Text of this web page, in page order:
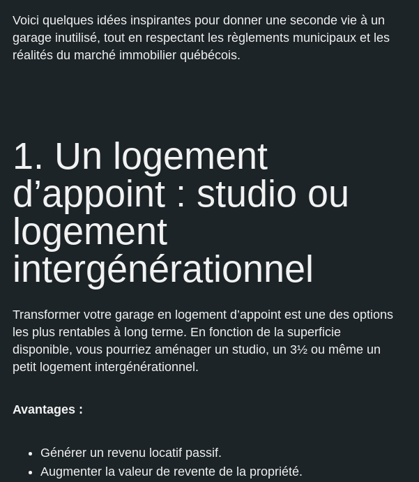
Voici quelques idées inspirantes pour donner une seconde vie à un
garage inutilisé, tout en respectant les règlements municipaux et les
réalités du marché immobilier québécois.
1. Un logement
d’appoint : studio ou
logement
intergénérationnel
Transformer votre garage en logement d’appoint est une des options
les plus rentables à long terme. En fonction de la superficie
disponible, vous pourriez aménager un studio, un 3½ ou même un
petit logement intergénérationnel.
Avantages :
Générer un revenu locatif passif.
Augmenter la valeur de revente de la propriété.